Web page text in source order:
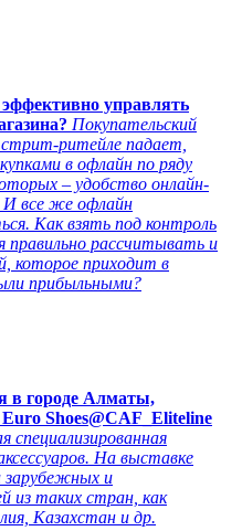
управлять
Покупательский
ритейле падает,
в офлайн по ряду
– удобство онлайн-
И все же офлайн
Как взять под контроль
правильно рассчитывать и
которое приходит в
прибыльными?
в городе Алматы,
Shoes@CAF_Eliteline
специализированная
На выставке
зарубежных и
из таких стран, как
Казахстан и др.